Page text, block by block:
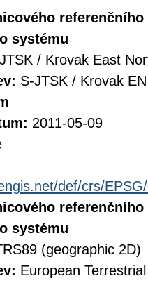
referenčního
systému
/ Krovak East
S-JTSK / Krovak EN
2011-05-09
def/crs/
referenčního
systému
(geographic 2D)
European